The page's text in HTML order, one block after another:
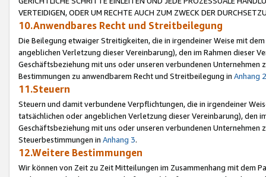
VERTEIDIGEN, ODER UM RECHTE AUCH ZUM ZWECK DER
10.Anwendbares Recht und Streitbeilegung
Die Beilegung etwaiger Streitigkeiten, die in irgendeiner Weise mit
angeblichen Verletzung dieser Vereinbarung), den im Rahmen dieser
Geschäftsbeziehung mit uns oder unseren verbundenen
Bestimmungen zu anwendbarem Recht und Streitbeilegung in Anhang 2
11.Steuern
Steuern und damit verbundene Verpflichtungen, die in irgendeiner
tatsächlichen oder angeblichen Verletzung dieser Vereinbarung), den
Geschäftsbeziehung mit uns oder unseren verbundenen
Steuerbestimmungen in Anhang 3.
12.Weitere Bestimmungen
Wir können von Zeit zu Zeit Mitteilungen im Zusammenhang mit dem